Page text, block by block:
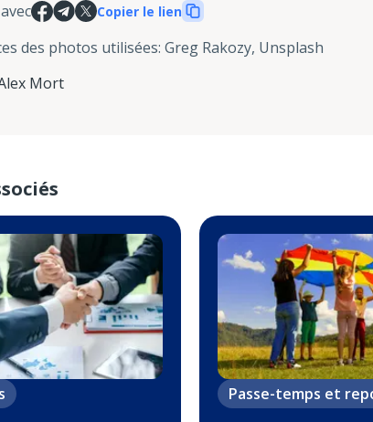
Copier le lien
des photos utilisées: Greg Rakozy, Unsplash
Mort
Passe-temps et